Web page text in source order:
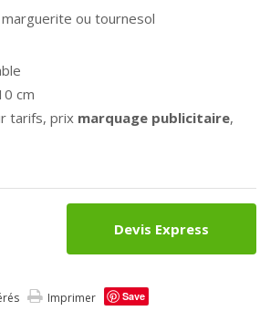
marguerite ou tournesol
cm
tarifs, prix marquage publicitaire,
Devis Express
Imprimer Save